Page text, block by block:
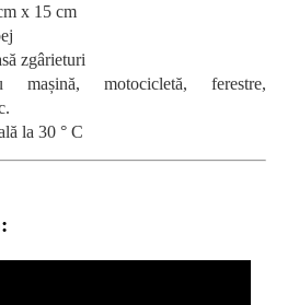
x 15 cm
zgârieturi
mașină, motocicletă, ferestre,
la 30 ° C